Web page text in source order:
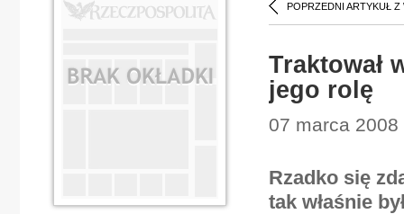
POPRZEDNI ARTYKUŁ Z
Traktował
jego rolę
07 marca
Rzadko się
tak właśnie